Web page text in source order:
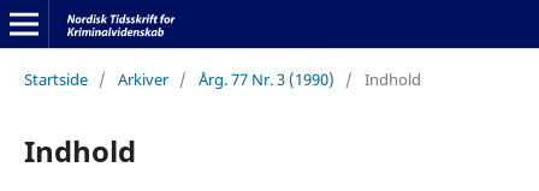
Startside / Arkiver / Årg. 77 Nr. 3 (1990) / Indhold
Indhold